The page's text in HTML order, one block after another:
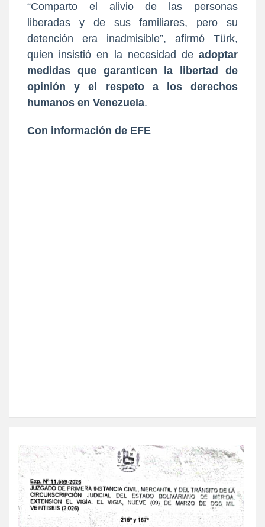
“Comparto el alivio de las personas
liberadas y de sus familiares, pero su
detención era inadmisible”, afirmó Türk,
quien insistió en la necesidad de adoptar
medidas que garanticen la libertad de
opinión y el respeto a los derechos
humanos en Venezuela.
Con información de EFE